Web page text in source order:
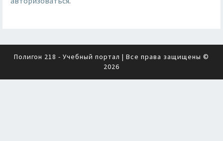
Полигон 218 - Учебный портал | Все права защищены ©
2026